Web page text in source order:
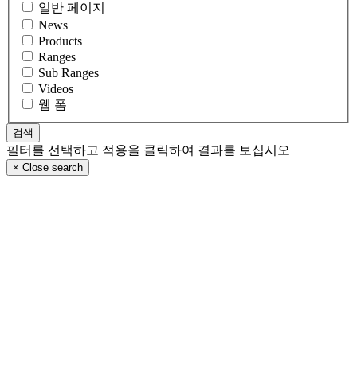
일반 페이지
News
Products
Ranges
Sub Ranges
Videos
웹 폼
필터를 선택하고 적용을 클릭하여 결과를 보십시오
× Close search